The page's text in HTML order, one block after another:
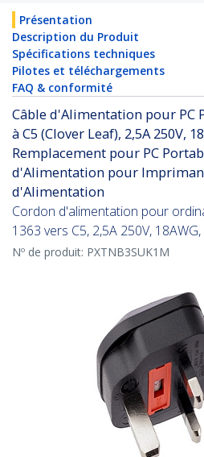
Présentation
Description du Produit
Spécifications techniques
Pilotes et téléchargements
FAQ & conformité
Câble d'Alimentation pour PC
à C5 (Clover Leaf), 2,5A 250V,
Remplacement pour PC
d'Alimentation pour
d'Alimentation
Cordon d'alimentation pour
1363 vers C5, 2,5A 250V, 18AWG,
Nº de produit: PXTNB3SUK1M